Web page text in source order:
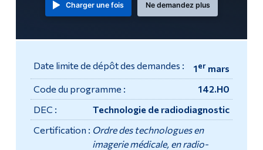
Charger une fois Ne demandez plus
Date limite de dépôt des demandes : 1er mars
Code du programme :
142.H0
DEC :
Technologie de radiodiagnostic
Certification : Ordre des technologues en
imagerie médicale, en radio-
Qui vous êtes
Corps enseignant et
personnel administratif
Diplômé·es et visiteur·euses